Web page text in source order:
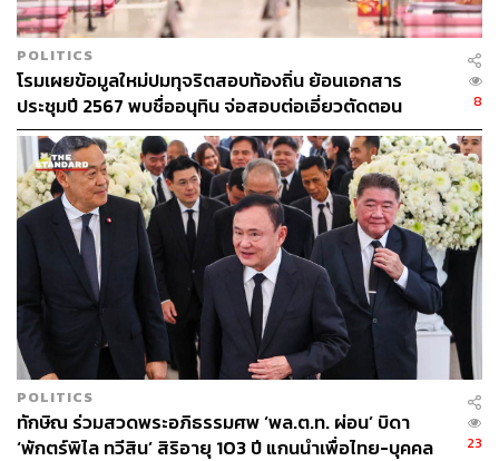
ไว้วางใจหรือไม่
“หากย้อนประวัติศาสตร์การเมืองไทย ไม่มีพรรคใดได้รับผลก
ระทบจากกลไกที่ไม่เป็นประชาธิปไตยมากเท่าพรรคเพื่อไทย
แต่เรายังคงต่อสู้และผลักดันรัฐธรรมนูญให้เป็นประชาธิปไตย
มากขึ้นอย่างต่อเนื่อง ไม่ย่อท้อ” ขัตติยา กล่าว
รองเลขาธิการพรรคเพื่อไทย กล่าวต่อว่า พรรคเพื่อไทยยังคง
เรียกร้องให้เปิดประชุมรัฐสภาสมัยวิสามัญ เพื่อให้
กระบวนการแก้รัฐธรรมนูญเดินหน้าได้ทันกำหนดก่อนการ
ยุบสภาตามข้อตกลงบันทึกความเข้าใจร่วม (MOA : บันทึก
ความเข้าใจร่วมกัน) และให้สามารถจัดประชามติพร้อมกับ
การเลือกตั้งทั่วไปได้ตามแผน
ขัตติยา ทิ้งท้ายว่า พรรคเพื่อไทยขอเรียกร้องให้ทุกฝ่ายจริงใจ
และจริงจังร่วมกันแก้ไขกติกาสำคัญของประเทศในโอกาส
ที่มาถึงในครั้งนี้ และขอเรียกร้องเพื่อนๆ สมาชิกรัฐสภาที่
POLITICS
โรมเผยข้อมูลใหม่ปมทุจริตสอบท้องถิ่น ย้อนเอกสาร
ประชุมปี 2567 พบชื่ออนุทิน จ่อสอบต่อเอี่ยวตัดตอน
ม.บูรพา หรือไม่
8
POLITICS
ทักษิณ ร่วมสวดพระอภิธรรมศพ ‘พล.ต.ท. ผ่อน’ บิดา
‘พักตร์พิไล ทวีสิน’ สิริอายุ 103 ปี แกนนำเพื่อไทย-บุคคล
23